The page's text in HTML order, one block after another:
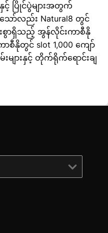
င့် ပြိုင်ပွဲများအတွက်
ော်လည်း Natural8 တွင်
ားစွာရှိသည့် အွန်လိုင်းကာစီနို
နိုတွင် slot 1,000 ကျော်
းများနှင့် တိုက်ရိုက်ရောင်းချ